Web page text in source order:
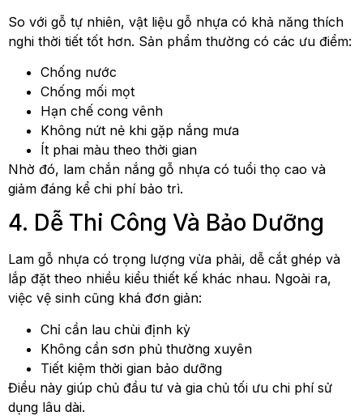
So với gỗ tự nhiên, vật liệu gỗ nhựa có khả năng thích
nghi thời tiết tốt hơn. Sản phẩm thường có các ưu điểm:
Chống nước
Chống mối mọt
Hạn chế cong vênh
Không nứt nẻ khi gặp nắng mưa
Ít phai màu theo thời gian
Nhờ đó, lam chắn nắng gỗ nhựa có tuổi thọ cao và
giảm đáng kể chi phí bảo trì.
4. Dễ Thi Công Và Bảo Dưỡng
Lam gỗ nhựa có trọng lượng vừa phải, dễ cắt ghép và
lắp đặt theo nhiều kiểu thiết kế khác nhau. Ngoài ra,
việc vệ sinh cũng khá đơn giản:
Chỉ cần lau chùi định kỳ
Không cần sơn phủ thường xuyên
Tiết kiệm thời gian bảo dưỡng
Điều này giúp chủ đầu tư và gia chủ tối ưu chi phí sử
dụng lâu dài.